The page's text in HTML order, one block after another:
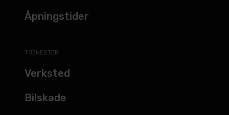
Åpningstider
TJENESTER
Verksted
Bilskade